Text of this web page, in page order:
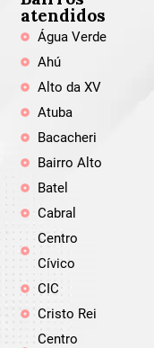
atendidos
Água Verde
Ahú
Alto da XV
Atuba
Bacacheri
Bairro Alto
Batel
Cabral
Centro
Cívico
CIC
Cristo Rei
Centro